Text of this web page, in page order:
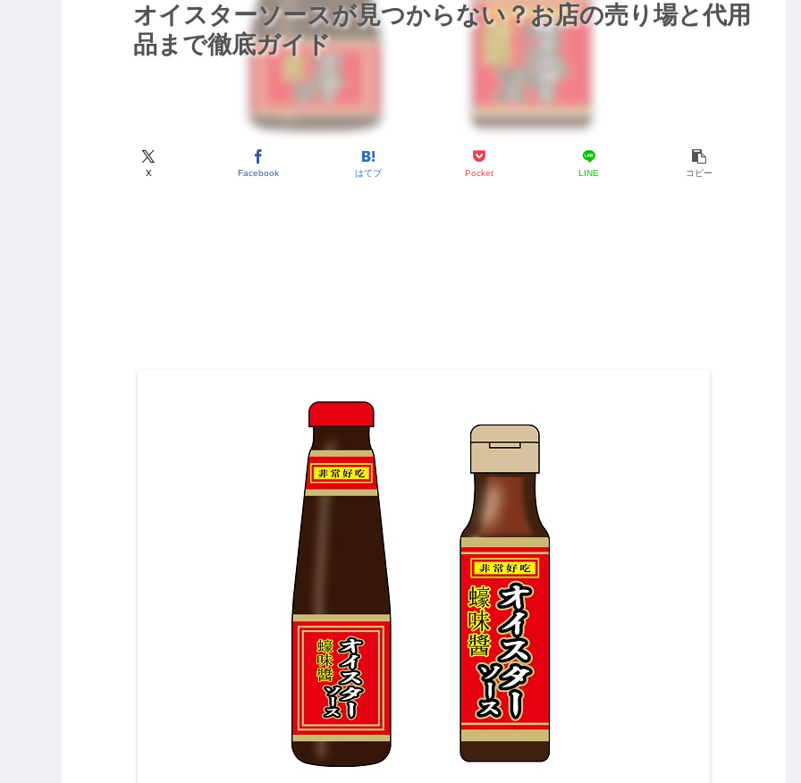
オイスターソースが見つからない？お店の売り場と代用
品まで徹底ガイド
X Facebook はてブ Pocket LINE コピー